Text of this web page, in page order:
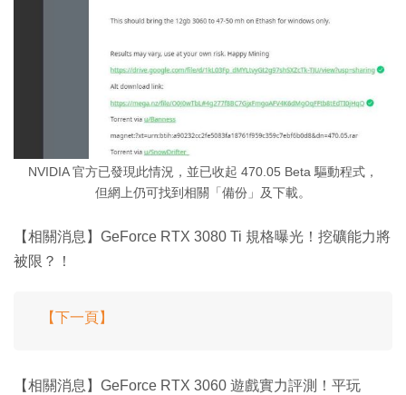
NVIDIA 官方已發現此情況，並已收起 470.05 Beta 驅動程式，
但網上仍可找到相關「備份」及下載。
【相關消息】GeForce RTX 3080 Ti 規格曝光！挖礦能力將
被限？！
【下一頁】
【相關消息】GeForce RTX 3060 遊戲實力評測！平玩